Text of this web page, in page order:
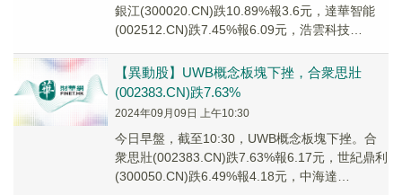
銀江(300020.CN)跌10.89%報3.6元，達華智能
(002512.CN)跌7.45%報6.09元，浩雲科技
【異動股】UWB概念板塊下挫，合衆思壯
(002383.CN)跌7.63%
2024年09月09日 上午10:30
今日早盤，截至10:30，UWB概念板塊下挫。合
衆思壯(002383.CN)跌7.63%報6.17元，世紀鼎利
(300050.CN)跌6.49%報4.18元，中海達